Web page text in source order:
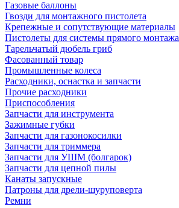
Газовые баллоны
Гвозди для монтажного пистолета
Крепежные и сопутствующие материалы
Пистолеты для системы прямого монтажа
Тарельчатый дюбель гриб
Фасованный товар
Промышленные колеса
Расходники, оснастка и запчасти
Прочие расходники
Приспособления
Запчасти для инструмента
Зажимные губки
Запчасти для газонокосилки
Запчасти для триммера
Запчасти для УШМ (болгарок)
Запчасти для цепной пилы
Канаты запускные
Патроны для дрели-шуруповерта
Ремни